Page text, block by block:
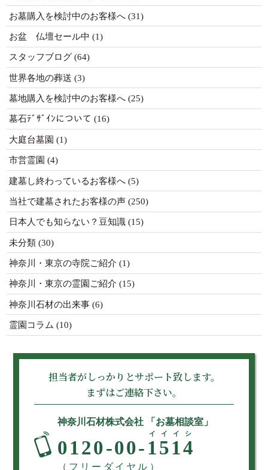
お墓購入を検討中のお客様へ(31)
お盆 仏壇セール中 (1)
スタッフブログ(64)
世界各地の葬送 (3)
墓地購入を検討中のお客様へ(25)
墓石ﾃﾞｻﾞｲﾝについて (16)
大庭台墓園 (1)
市営霊園 (4)
建墓し終わっているお客様へ(5)
当社で建墓されたお客様の声(250)
日本人でも知らない？豆知識(15)
未分類(30)
神奈川・東京の寺院ご紹介 (1)
神奈川・東京の霊園ご紹介 (15)
神奈川石材の出来事(6)
霊園コラム (10)
担当者がしっかりとサポート致します。
まずはご連絡下さい。
神奈川石材株式会社 「お墓相談室」
0120-00-1514
イイイシ
（フリーダイヤル）